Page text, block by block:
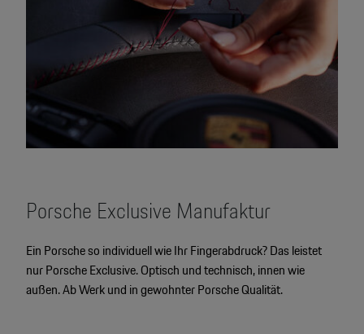
Porsche Exclusive Manufaktur
Ein Porsche so individuell wie Ihr Fingerabdruck? Das leistet
nur Porsche Exclusive. Optisch und technisch, innen wie
außen. Ab Werk und in gewohnter Porsche Qualität.